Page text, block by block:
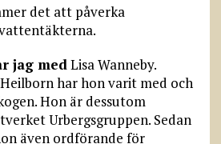
det att påverka
jag medLisa Wanneby.
har hon varit med och
Hon är dessutom
Urbergsgruppen. Sedan
även ordförande för